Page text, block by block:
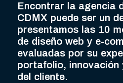
Encontrar la agencia
CDMX puede ser un
presentamos las 10
de diseño web y e-
evaluadas por su
portafolio, innovación
del cliente.